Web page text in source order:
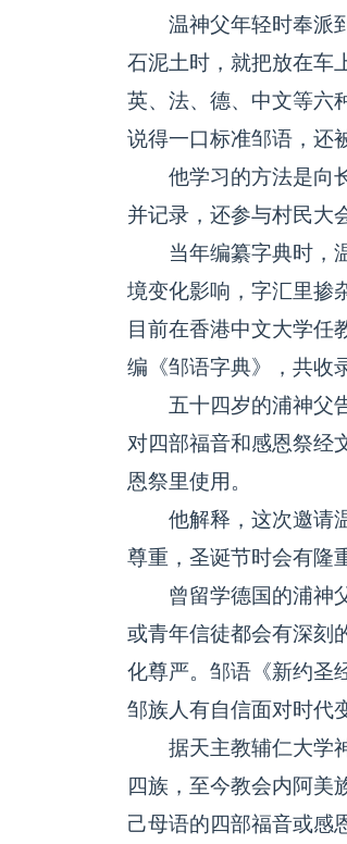
温神父年轻时奉派到
石泥土时，就把放在车
英、法、德、中文等六
说得一口标准邹语，还
他学习的方法是向长
并记录，还参与村民大
当年编纂字典时，温
境变化影响，字汇里掺
目前在香港中文大学
编《邹语字典》，共收
五十四岁的浦神父告
对四部福音和感恩祭经
恩祭里使用。
他解释，这次邀请温
尊重，圣诞节时会有隆
曾留学德国的浦神父
或青年信徒都会有深刻
化尊严。邹语《新约圣
邹族人有自信面对时代
据天主教辅仁大学神
四族，至今教会内阿美
己母语的四部福音或感